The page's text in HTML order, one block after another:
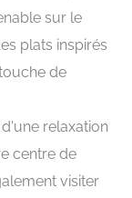
sur le
plats inspirés
de
relaxation
centre de
visiter